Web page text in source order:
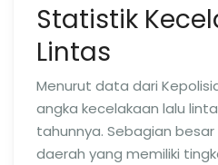
Statistik
Lintas
Menurut data dari
angka kecelakaan lalu
tahunnya. Sebagian
daerah yang memiliki